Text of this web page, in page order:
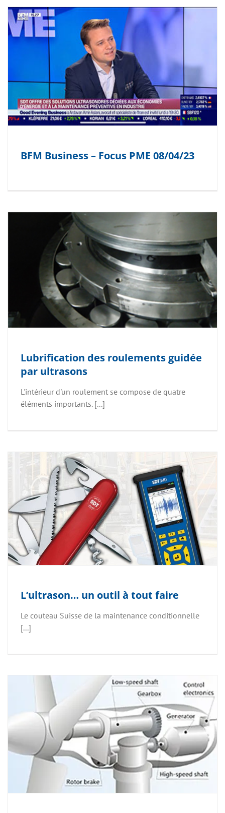
BFM Business – Focus PME 08/04/23
Lubrification des roulements guidée
par ultrasons
L'intérieur d'un roulement se compose de quatre
éléments importants. [...]
L’ultrason… un outil à tout faire
Le couteau Suisse de la maintenance conditionnelle
[...]